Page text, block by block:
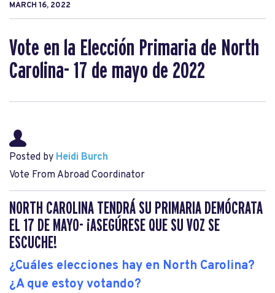
MARCH 16, 2022
Vote en la Elección Primaria de North
Carolina- 17 de mayo de 2022
Posted by Heidi Burch
Vote From Abroad Coordinator
NORTH CAROLINA TENDRÁ SU PRIMARIA DEMÓCRATA
EL 17 DE MAYO- ¡ASEGÚRESE QUE SU VOZ SE
ESCUCHE!
¿Cuáles elecciones hay en North Carolina?
¿A que estoy votando?